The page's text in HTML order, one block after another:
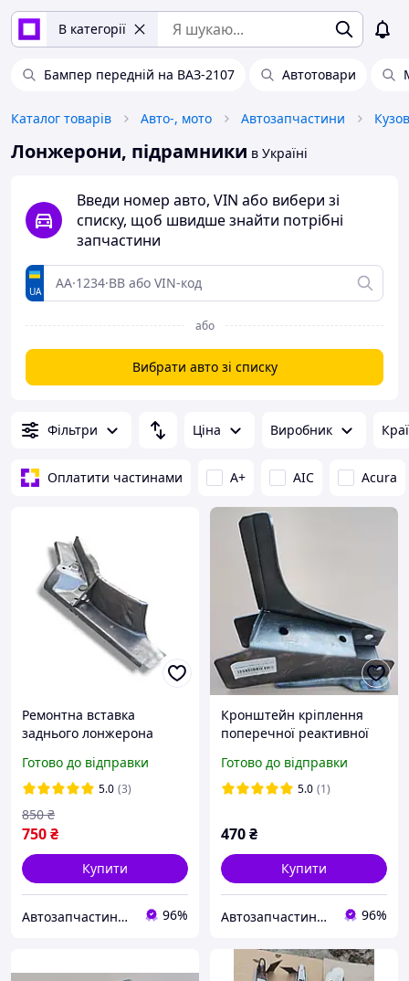
В категорії
Бампер передній на ВАЗ-2107 Автотовари
Каталог товарів Авто-, мото Автозапчастини
Лонжерони, підрамники в Україні
Введи номер авто, VIN або вибери зі
списку, щоб швидше знайти потрібні
запчастини
UA
або
Вибрати авто зі списку
Фільтри Ціна Виробник
Оплатити частинами A+ AIC Acura
Ремонтна вставка
заднього лонжерона
(без кріплення під балку)
ВАЗ 2108, 2109, 21099,
2113, 2114, 2115
Готово до відправки
5.0 (3)
750₴
850 ₴
Купити
Автозапчастини adamcompani 96%
Кронштейн кріплення
поперечної реактивної
02, 03, 04, 05, 06, 07 (пр-
во Україна)
Готово до відправки
5.0 (1)
470₴
Купити
Автозапчастини adamcompani 96%